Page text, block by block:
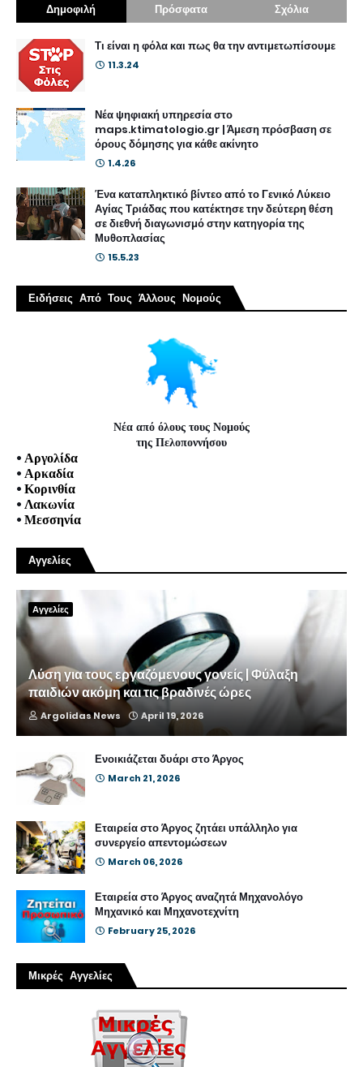
Δημοφιλή Πρόσφατα Σχόλια
Τι είναι η φόλα και πως θα την αντιμετωπίσουμε
11.3.24
Νέα ψηφιακή υπηρεσία στο
maps.ktimatologio.gr | Άμεση πρόσβαση σε
όρους δόμησης για κάθε ακίνητο
1.4.26
Ένα καταπληκτικό βίντεο από το Γενικό Λύκειο
Αγίας Τριάδας που κατέκτησε την δεύτερη θέση
σε διεθνή διαγωνισμό στην κατηγορία της
Μυθοπλασίας
15.5.23
Ειδήσεις Από Τους Άλλους Νομούς
Νέα από όλους τους Νομούς
της Πελοποννήσου
• Αργολίδα
• Αρκαδία
• Κορινθία
• Λακωνία
• Μεσσηνία
Αγγελίες
Αγγελίες
Λύση για τους εργαζόμενους γονείς | Φύλαξη
παιδιών ακόμη και τις βραδινές ώρες
Argolidas News April 19, 2026
Ενοικιάζεται δυάρι στο Άργος
March 21, 2026
Εταιρεία στο Άργος ζητάει υπάλληλο για
συνεργείο απεντομώσεων
March 06, 2026
Εταιρεία στο Άργος αναζητά Μηχανολόγο
Μηχανικό και Μηχανοτεχνίτη
February 25, 2026
Μικρές Αγγελίες